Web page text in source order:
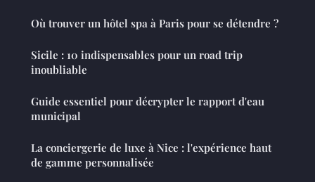
Où trouver un hôtel spa à Paris pour se détendre ?
Sicile : 10 indispensables pour un road trip
inoubliable
Guide essentiel pour décrypter le rapport d'eau
municipal
La conciergerie de luxe à Nice : l'expérience haut
de gamme personnalisée